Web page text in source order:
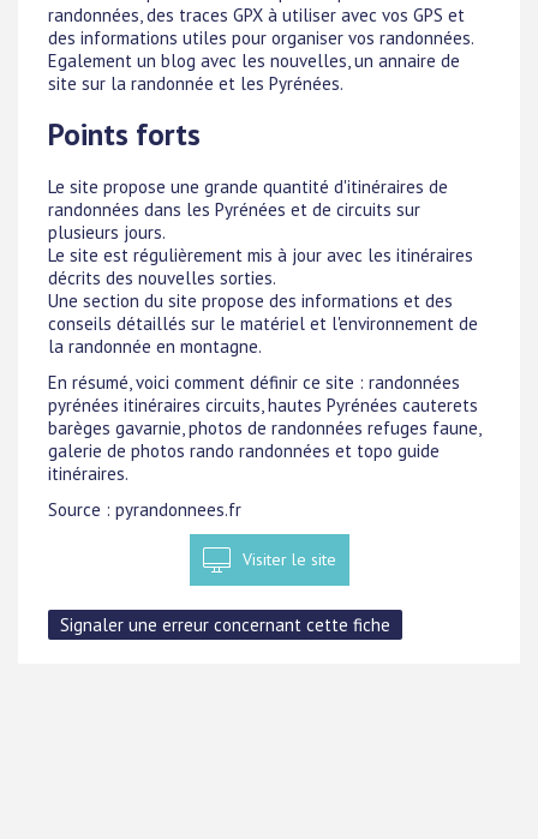
randonnées, des traces GPX à utiliser avec vos GPS et
des informations utiles pour organiser vos randonnées.
Egalement un blog avec les nouvelles, un annaire de
site sur la randonnée et les Pyrénées.
Points forts
Le site propose une grande quantité d'itinéraires de
randonnées dans les Pyrénées et de circuits sur
plusieurs jours.
Le site est régulièrement mis à jour avec les itinéraires
décrits des nouvelles sorties.
Une section du site propose des informations et des
conseils détaillés sur le matériel et l'environnement de
la randonnée en montagne.
En résumé, voici comment définir ce site : randonnées
pyrénées itinéraires circuits, hautes Pyrénées cauterets
barèges gavarnie, photos de randonnées refuges faune,
galerie de photos rando randonnées et topo guide
itinéraires.
Source : pyrandonnees.fr
Visiter le site